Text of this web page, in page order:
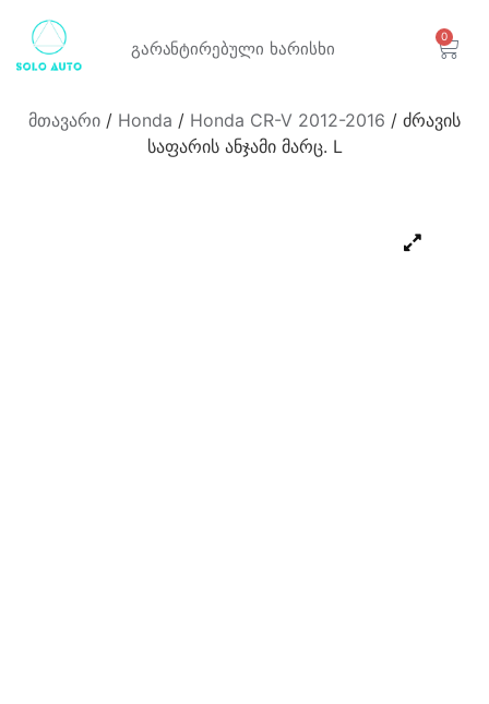
გარანტირებული ხარისხი
0
მთავარი / Honda / Honda CR-V 2012-2016 / ძრავის
საფარის ანჯამი მარც. L